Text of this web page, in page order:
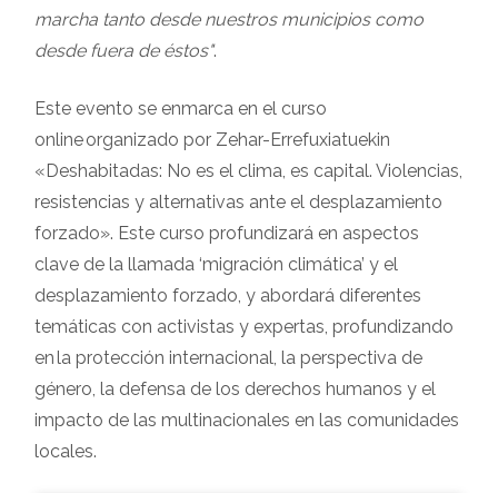
marcha tanto desde nuestros municipios como
desde fuera de éstos".
Este evento se enmarca en el curso
online organizado por Zehar-Errefuxiatuekin
«Deshabitadas: No es el clima, es capital. Violencias,
resistencias y alternativas ante el desplazamiento
forzado». Este curso profundizará en aspectos
clave de la llamada ‘migración climática’ y el
desplazamiento forzado, y abordará diferentes
temáticas con activistas y expertas, profundizando
en la protección internacional, la perspectiva de
género, la defensa de los derechos humanos y el
impacto de las multinacionales en las comunidades
locales.